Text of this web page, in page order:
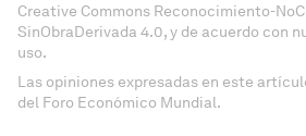
Creative Commons Reconocimiento-
SinObraDerivada 4.0, y de acuerdo con
uso.
Las opiniones expresadas en este
del Foro Económico Mundial.